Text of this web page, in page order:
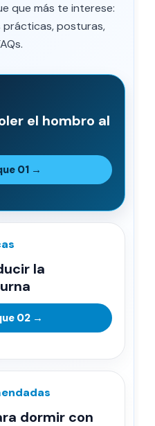
que más te interese:
prácticas, posturas,
el hombro al
01 →
la
02 →
dormir con